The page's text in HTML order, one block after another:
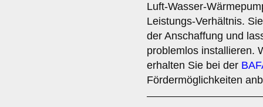
Luft-Wasser-
Leistungs-Verhältnis.
der Anschaffung und
problemlos installieren.
erhalten Sie bei der
Fördermöglichkeiten